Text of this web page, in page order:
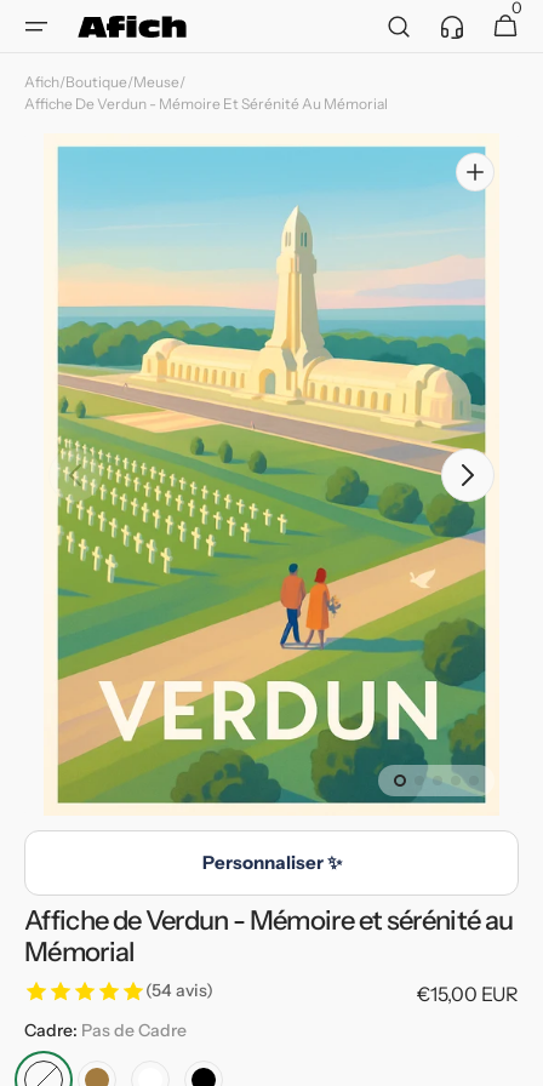
passer
contenu
Service
client
Panier
0
0 article
Afich/Boutique/Meuse/
Affiche De Verdun - Mémoire Et Sérénité Au Mémorial
Ouvrir
les
supports
multimédia
vedette
dans
la
vue
de
la
galerie
Personnaliser ✨
Affiche de Verdun - Mémoire et sérénité au
Mémorial
(54 avis)
Prix
€15,00 EUR
Cadre: Pas de Cadre